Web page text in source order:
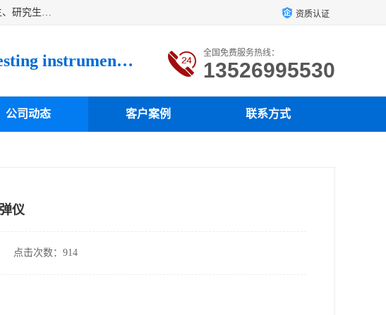
洛阳卓声仪器有限公司是一家致力于研究各种固体材料弹性模量测试方法与设备的一家专业技术性公司，公司有博士生、研究生等相关人员专业从事该技术的研发开拓，目前已开发成功出常温动态弹性模量仪、高温动态弹性模量仪，可测试不同材料、不同形状的弹性模量，测试技术达国内成员之一水平，国际先进水平，望有识之士能共同合作，为材料的生产、研发提供必要的技术支持。 资质认证
Luoyang loysonic Testing instrument co., LTD 全国免费服务热线：
13526995530
公司动态 客户案例 联系方式
仪
点击次数：914